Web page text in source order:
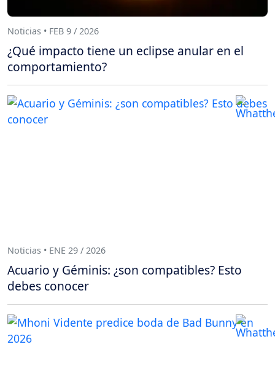
Noticias • FEB 9 / 2026
¿Qué impacto tiene un eclipse anular en el
comportamiento?
Noticias • ENE 29 / 2026
Acuario y Géminis: ¿son compatibles? Esto
debes conocer